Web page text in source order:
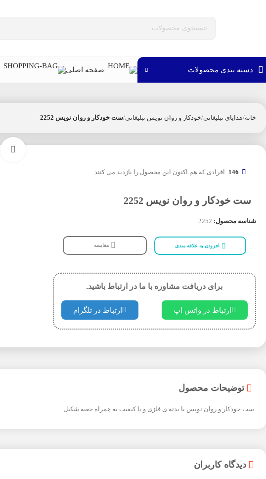
دسته بندی محصولات صفحه اصلی
خانه هدایای تبلیغاتی خودکار و روان نویس تبلیغاتی ست خودکار و روان نویس 2252
146 افرادی که هم اکنون این محصول را بازدید می کنند
ست خودکار و روان نویس 2252
شناسه محصول: 2252
افزودن به علاقه مندی مقایسه
برای دریافت مشاوره با ما در ارتباط باشید.
ارتباط در واتس اپ ارتباط در تلگرام
توضیحات محصول
ست خودکار و روان نویس با بدنه ی فلزی و با کیفیت به همراه جعبه شکیل
دیدگاه کاربران